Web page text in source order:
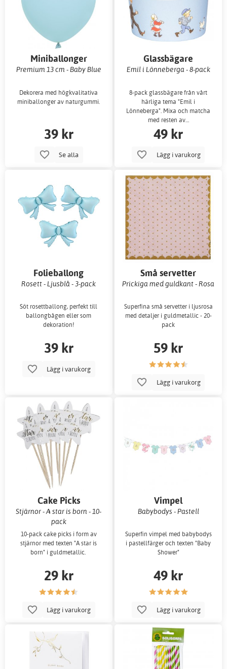
Miniballonger
enfärgade
Premium 13 cm - Baby Blue
Dekorera med högkvalitativa
miniballonger av naturgummi.
39 kr
Se alla
Glassbägare
Emil i Lönneberga - 8-pack
8-pack glassbägare från vårt
härliga tema "Emil i
Lönneberga". Mixa och matcha
med resten av…
49 kr
Lägg i varukorg
Folieballong
Rosett - Ljusblå - 3-pack
Söt rosettballong, perfekt till
ballongbågen eller som
dekoration!
39 kr
Lägg i varukorg
Små servetter
Prickiga med guldkant - Rosa
Superfina små servetter i ljusrosa
med detaljer i guldmetallic - 20-
pack
59 kr
Lägg i varukorg
Cake Picks
Stjärnor - A star is born - 10-
pack
10-pack cake picks i form av
stjärnor med texten "A star is
born" i guldmetallic.
29 kr
Lägg i varukorg
Vimpel
Babybodys - Pastell
Superfin vimpel med babybodys
i pastellfärger och texten "Baby
Shower"
49 kr
Lägg i varukorg